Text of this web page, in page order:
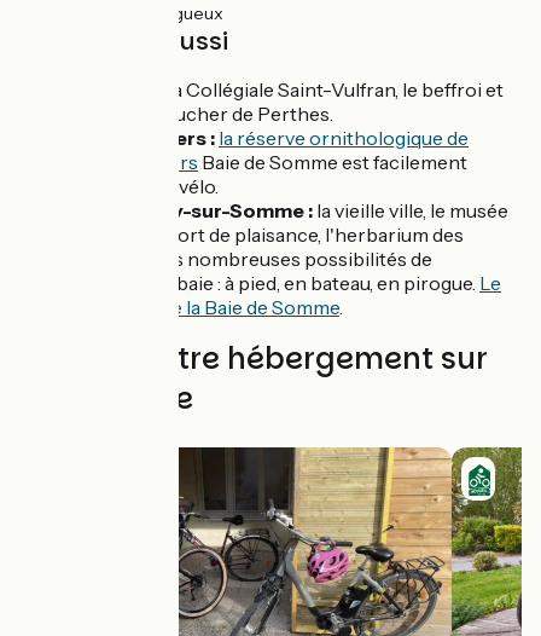
(100%) Rugueux
À découvrir aussi
la Collégiale Saint-Vulfran, le beffroi et
le musée Boucher de Perthes.
Grand-Laviers : la réserve ornithologique de
Grand-Laviers Baie de Somme est facilement
accessible à vélo.
Saint-Valery-sur-Somme : la vieille ville, le musée
Picarvie, le port de plaisance, l'herbarium des
remparts, les nombreuses possibilités de
découvrir la baie : à pied, en bateau, en pirogue. Le
Petit train de la Baie de Somme.
Trouvez votre hébergement sur
cette étape